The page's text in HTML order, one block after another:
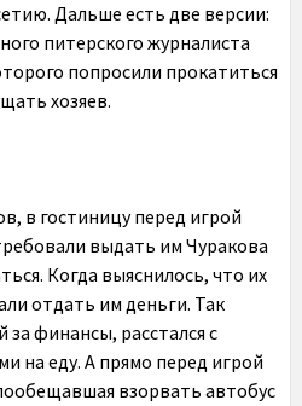
Дальше есть две версии:
питерского журналиста
попросили прокатиться
хозяев.
в гостиницу перед игрой
выдать им Чуракова
Когда выяснилось, что их
отдать им деньги. Так
финансы, расстался с
на еду. А прямо перед игрой
взорвать автобус